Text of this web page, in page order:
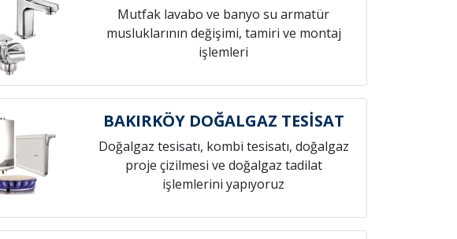
Mutfak lavabo ve banyo su armatür
musluklarının değişimi, tamiri ve montaj
işlemleri
BAKIRKÖY DOĞALGAZ TESİSAT
Doğalgaz tesisatı, kombi tesisatı, doğalgaz
proje çizilmesi ve doğalgaz tadilat
işlemlerini yapıyoruz